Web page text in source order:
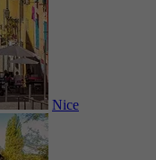
Nice